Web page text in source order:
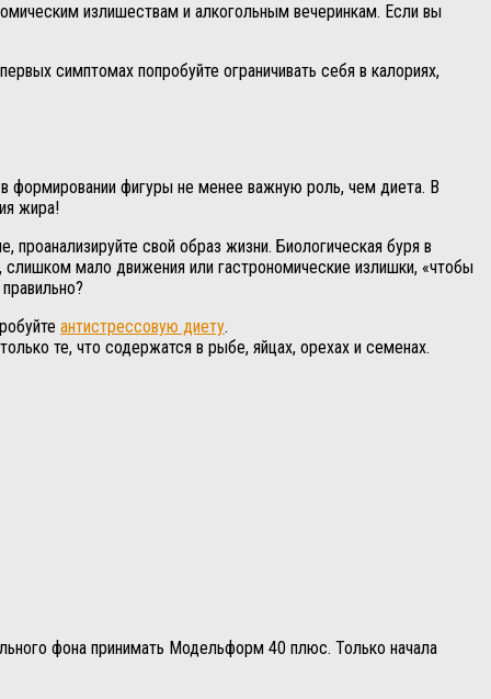
излишествам и алкогольным вечеринкам. Если вы
симптомах попробуйте ограничивать себя в калориях,
формировании фигуры не менее важную роль, чем диета. В
жира!
свой образ жизни. Биологическая буря в
мало движения или гастрономические излишки, «чтобы
антистрессовую диету.
те, что содержатся в рыбе, яйцах, орехах и семенах.
фона принимать Модельформ 40 плюс. Только начала